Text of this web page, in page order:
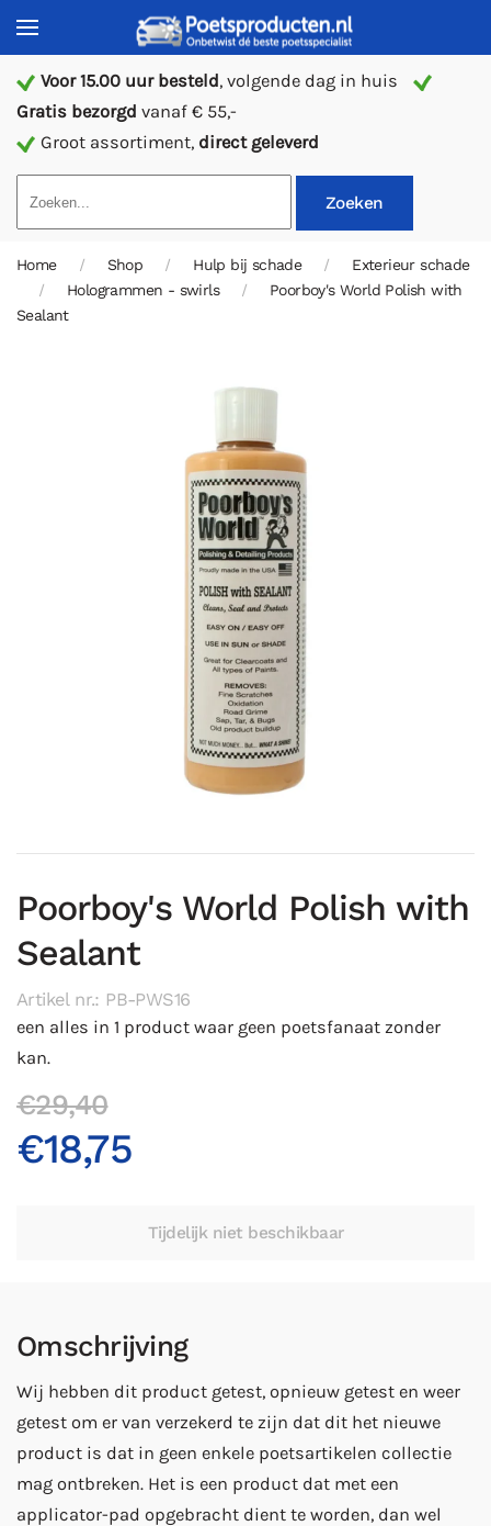
Voor 15.00 uur besteld, volgende dag in huis
Gratis bezorgd vanaf € 55,-
Groot assortiment, direct geleverd
Zoeken
Home Shop Hulp bij schade
Exterieur schade
Hologrammen - swirls
Poorboy's World Polish with
Sealant
Poorboy's World Polish with
Sealant
Artikel nr.: PB-PWS16
een alles in 1 product waar geen poetsfanaat zonder
kan.
€29,40
€18,75
Omschrijving
Wij hebben dit product getest, opnieuw getest en weer
getest om er van verzekerd te zijn dat dit het nieuwe
product is dat in geen enkele poetsartikelen collectie
mag ontbreken. Het is een product dat met een
applicator-pad opgebracht dient te worden, dan wel